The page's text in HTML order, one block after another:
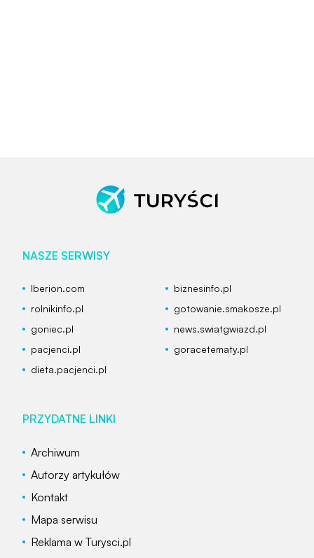
NASZE SERWISY
Iberion.com
biznesinfo.pl
rolnikinfo.pl
gotowanie.smakosze.pl
goniec.pl
news.swiatgwiazd.pl
pacjenci.pl
goracetematy.pl
dieta.pacjenci.pl
PRZYDATNE LINKI
Archiwum
Autorzy artykułów
Kontakt
Mapa serwisu
Reklama w Turysci.pl